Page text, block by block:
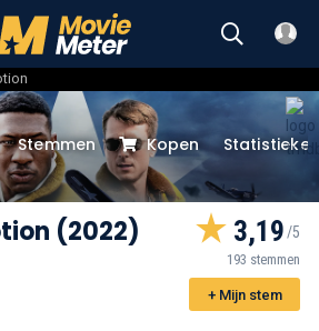
Stemmen Kopen
(2022) 3,19
193 stemmen
+ Mijn stem